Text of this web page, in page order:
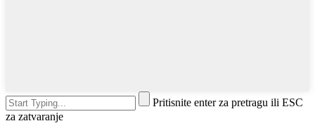
Pritisnite enter za pretragu ili ESC
za zatvaranje